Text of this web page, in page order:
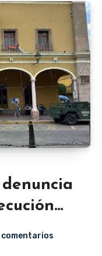
comentarios